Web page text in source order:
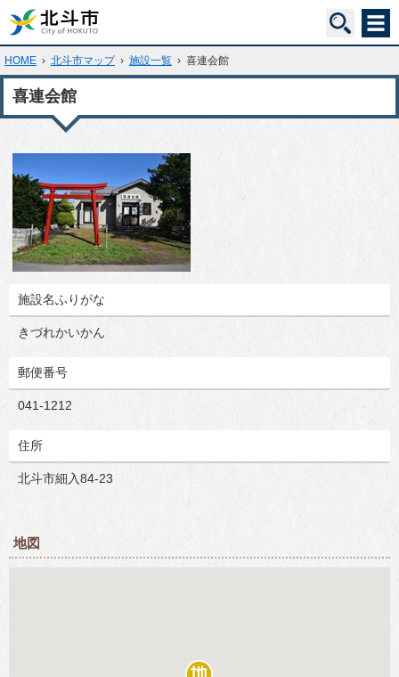
HOME › 北斗市マップ › 施設一覧 › 喜連会館
喜連会館
施設名ふりがな
きづれかいかん
郵便番号
041-1212
住所
北斗市細入84-23
地図